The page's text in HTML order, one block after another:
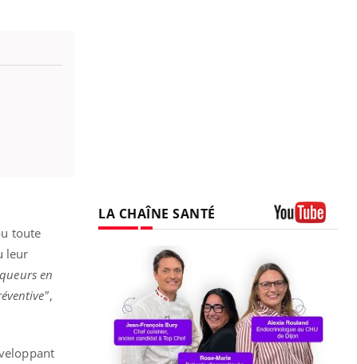
toute
leur
en
,
LA CHAÎNE SANTÉ